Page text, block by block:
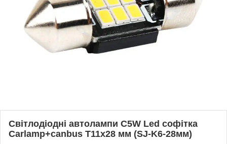
Світлодіодні автолампи C5W Led cофітка
Carlamp+canbus Т11x28 мм (SJ-K6-28мм)